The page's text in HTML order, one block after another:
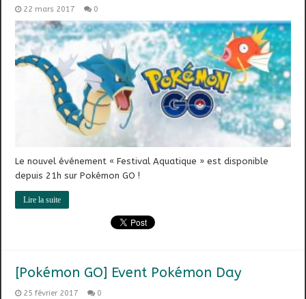
22 mars 2017 0
Le nouvel événement « Festival Aquatique » est disponible
depuis 21h sur Pokémon GO !
Lire la suite
[Pokémon GO] Event Pokémon Day
25 février 2017 0